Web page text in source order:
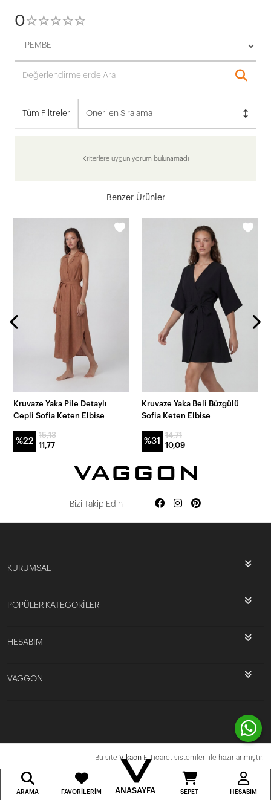
0☆☆☆☆☆
★★★★★
Tüm Filtreler Önerilen Sıralama
Kriterlere uygun yorum bulunamadı
Benzer Ürünler
Kruvaze Yaka Pile Detaylı
Cepli Sofia Keten Elbise
%22
15,13
11,77
Kruvaze Yaka Beli Büzgülü
Sofia Keten Elbise
%31
14,71
10,09
Bizi Takip Edin
KURUMSAL
POPÜLER KATEGORİLER
HESABIM
VAGGON
Bu site Vikaon E-Ticaret sistemleri ile hazırlanmıştır.
ARAMA FAVORILERIM ANASAYFA SEPET HESABIM